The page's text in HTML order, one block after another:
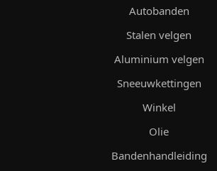
Autobanden
Stalen velgen
Aluminium velgen
Sneeuwkettingen
Winkel
Olie
Bandenhandleiding